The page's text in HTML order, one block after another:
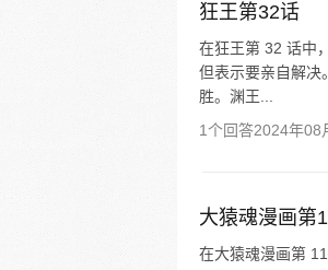
狂王第32话
在狂王第 32 话中
但表示要亲自解决
胜。渊王...
1个回答2024年08
大猿魂漫画第
在大猿魂漫画第